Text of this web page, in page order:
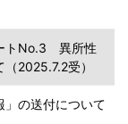
トNo.3 異所性
2025.7.2受）
」の送付について